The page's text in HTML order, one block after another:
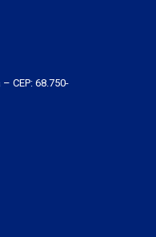
CEP: 68.750-